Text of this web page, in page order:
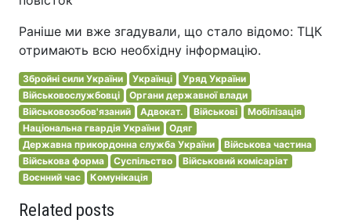
Раніше ми вже згадували, що стало відомо: ТЦК
отримають всю необхідну інформацію.
Збройні сили України Українці
Уряд України
Військовослужбовці
Органи державної влади
Військовозобов'язаний
Адвокат. Військові
Мобілізація
Національна гвардія України
Одяг
Державна прикордонна служба України
Військова частина
Військова форма
Суспільство
Військовий комісаріат
Воєнний час
Комунікація
Related posts